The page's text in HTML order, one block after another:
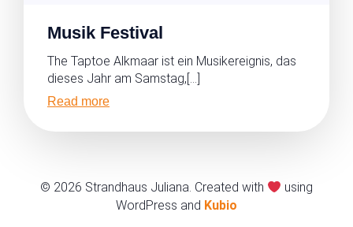
Musik Festival
The Taptoe Alkmaar ist ein Musikereignis, das
dieses Jahr am Samstag,[…]
Read more
© 2026 Strandhaus Juliana. Created with
using
WordPress and Kubio